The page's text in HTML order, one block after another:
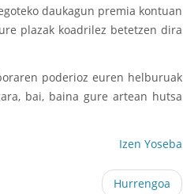
daukagun premia kontuan
plazak koadrilez betetzen dira
poderioz euren helburuak
bai, baina gure artean hutsa
Izen Yoseba
Hurrengoa